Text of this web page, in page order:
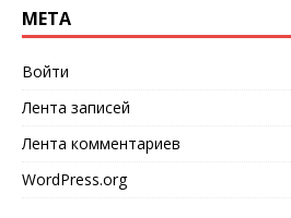
МЕТА
Войти
Лента записей
Лента комментариев
WordPress.org